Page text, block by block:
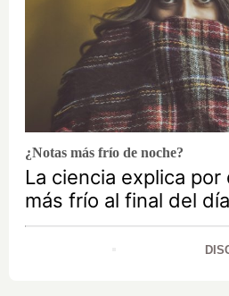
¿Notas más frío de noche?
La ciencia explica
más frío al final del día